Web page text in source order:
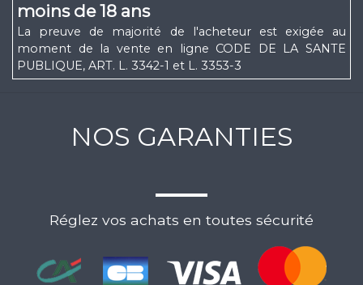
moins de 18 ans
La preuve de majorité de l'acheteur est exigée au
moment de la vente en ligne CODE DE LA SANTE
PUBLIQUE, ART. L. 3342-1 et L. 3353-3
NOS GARANTIES
Réglez vos achats en toutes sécurité